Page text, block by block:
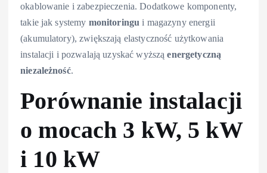
okablowanie i zabezpieczenia. Dodatkowe komponenty,
takie jak systemy monitoringu i magazyny energii
(akumulatory), zwiększają elastyczność użytkowania
instalacji i pozwalają uzyskać wyższąenergetyczną
niezależność.
Porównanie instalacji
o mocach 3 kW, 5 kW
i 10 kW